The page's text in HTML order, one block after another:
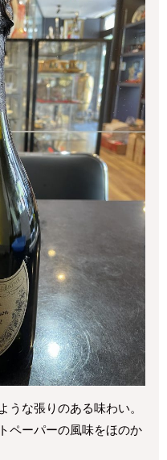
うな張りのある味わい。
ペーパーの風味をほのか